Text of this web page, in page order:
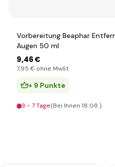
Vorbereitung Beaphar
Augen 50 ml
9,46 €
7,95 € ohne MwSt
+ 9 Punkte
3 - 7 Tage(Bei Ihnen 18.08.)